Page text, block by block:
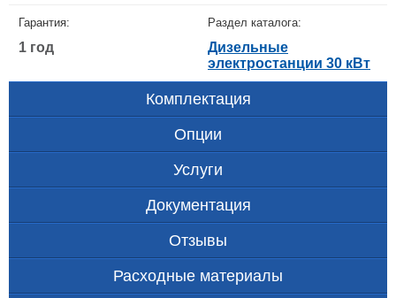
Гарантия:
1 год
Раздел каталога:
Дизельные
электростанции 30 кВт
Комплектация
Опции
Услуги
Документация
Отзывы
Расходные материалы